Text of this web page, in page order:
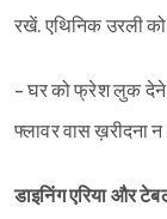
रखें. एथिनिक उरली
- घर को फ्रेश लुक देने
फ्लावर वास ख़रीदना
डाइनिंग एरिया और